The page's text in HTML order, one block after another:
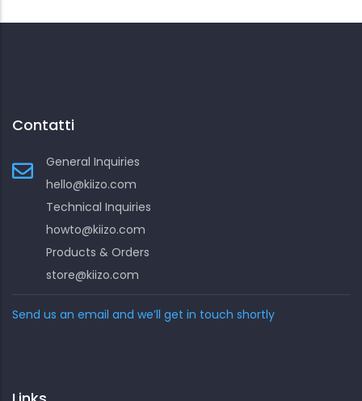
Contatti
General Inquiries
hello@kiizo.com
Technical Inquiries
howto@kiizo.com
Products & Orders
store@kiizo.com
Send us an email and we’ll get in touch shortly